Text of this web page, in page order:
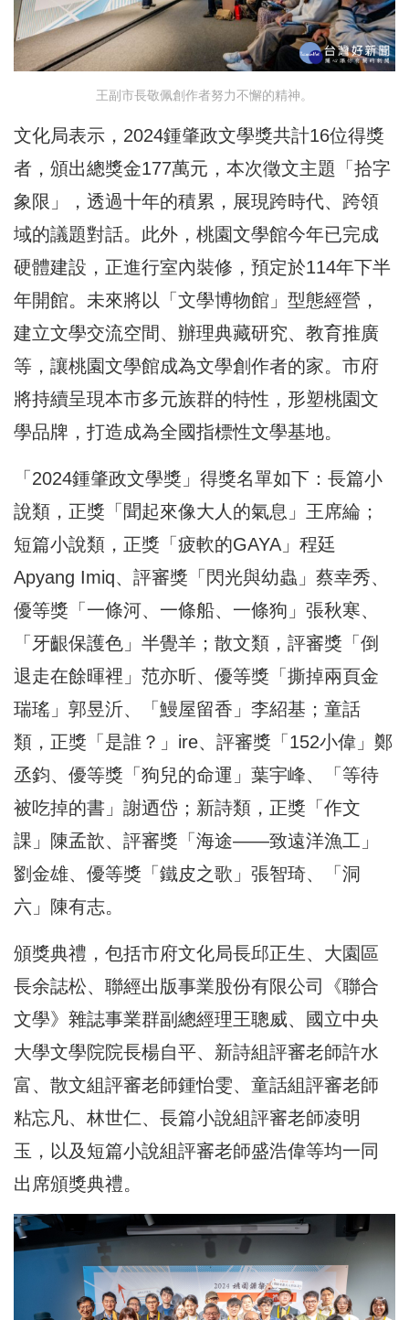
王副市長敬佩創作者努力不懈的精神。
文化局表示，2024鍾肇政文學獎共計16位得獎
者，頒出總獎金177萬元，本次徵文主題「拾字
象限」，透過十年的積累，展現跨時代、跨領
域的議題對話。此外，桃園文學館今年已完成
硬體建設，正進行室內裝修，預定於114年下半
年開館。未來將以「文學博物館」型態經營，
建立文學交流空間、辦理典藏研究、教育推廣
等，讓桃園文學館成為文學創作者的家。市府
將持續呈現本市多元族群的特性，形塑桃園文
學品牌，打造成為全國指標性文學基地。
「2024鍾肇政文學獎」得獎名單如下：長篇小
說類，正獎「聞起來像大人的氣息」王席綸；
短篇小說類，正獎「疲軟的GAYA」程廷
Apyang Imiq、評審獎「閃光與幼蟲」蔡幸秀、
優等獎「一條河、一條船、一條狗」張秋寒、
「牙齦保護色」半覺羊；散文類，評審獎「倒
退走在餘暉裡」范亦昕、優等獎「撕掉兩頁金
瑞瑤」郭昱沂、「鰻屋留香」李紹基；童話
類，正獎「是誰？」ire、評審獎「152小偉」鄭
丞鈞、優等獎「狗兒的命運」葉宇峰、「等待
被吃掉的書」謝迺岱；新詩類，正獎「作文
課」陳孟歆、評審獎「海途——致遠洋漁工」
劉金雄、優等獎「鐵皮之歌」張智琦、「洞
六」陳有志。
頒獎典禮，包括市府文化局長邱正生、大園區
長余誌松、聯經出版事業股份有限公司《聯合
文學》雜誌事業群副總經理王聰威、國立中央
大學文學院院長楊自平、新詩組評審老師許水
富、散文組評審老師鍾怡雯、童話組評審老師
粘忘凡、林世仁、長篇小說組評審老師凌明
玉，以及短篇小說組評審老師盛浩偉等均一同
出席頒獎典禮。